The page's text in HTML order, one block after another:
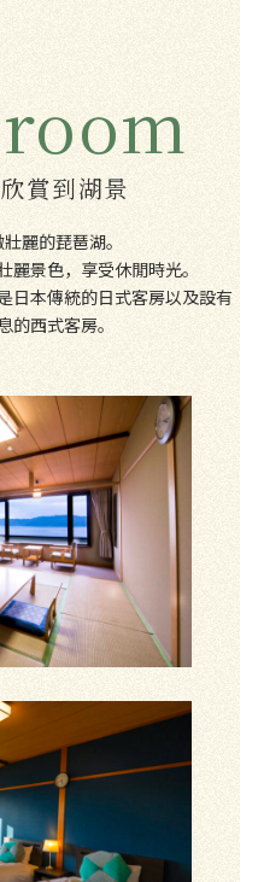
賞到湖景
麗的琵琶湖。
景色，享受休閒時光。
日本傳統的日式客房以及設有
的西式客房。